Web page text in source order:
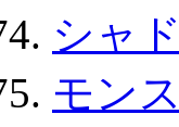
シャ
モン